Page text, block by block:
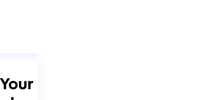
Your